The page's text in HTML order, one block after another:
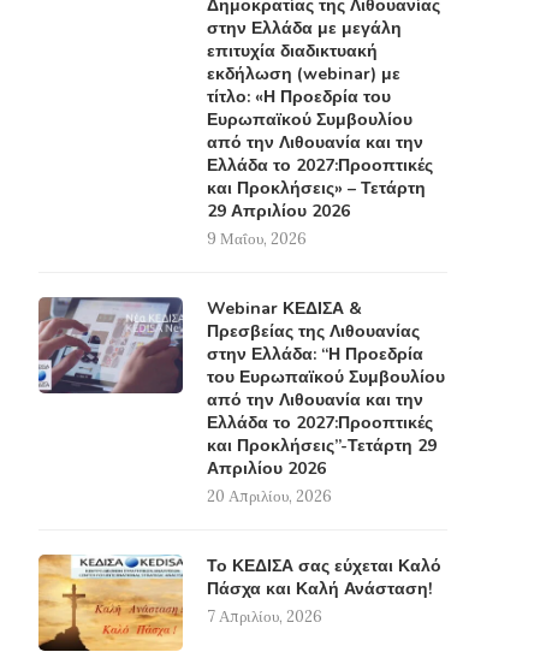
Δημοκρατίας της Λιθουανίας
στην Ελλάδα με μεγάλη
επιτυχία διαδικτυακή
εκδήλωση (webinar) με
τίτλο: «Η Προεδρία του
Ευρωπαϊκού Συμβουλίου
από την Λιθουανία και την
Ελλάδα το 2027:Προοπτικές
και Προκλήσεις» – Τετάρτη
29 Απριλίου 2026
9 Μαΐου, 2026
Webinar ΚΕΔΙΣΑ &
Πρεσβείας της Λιθουανίας
στην Ελλάδα: “Η Προεδρία
του Ευρωπαϊκού Συμβουλίου
από την Λιθουανία και την
Ελλάδα το 2027:Προοπτικές
και Προκλήσεις”-Τετάρτη 29
Απριλίου 2026
20 Απριλίου, 2026
Το ΚΕΔΙΣΑ σας εύχεται Καλό
Πάσχα και Καλή Ανάσταση!
7 Απριλίου, 2026